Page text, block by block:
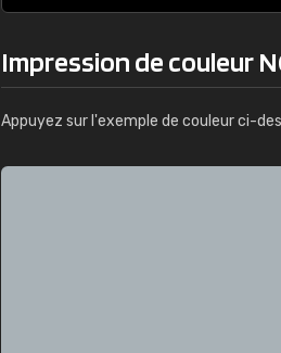
Impression de couleur
Appuyez sur l'exemple de couleur ci-